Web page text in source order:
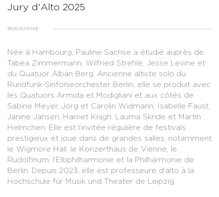
Jury d'Alto 2025
BIOGRAPHIE
Née à Hambourg, Pauline Sachse a étudié auprès de
Tabea Zimmermann, Wilfried Strehle, Jesse Levine et
du Quatuor Alban Berg. Ancienne altiste solo du
Rundfunk-Sinfonieorchester Berlin, elle se produit avec
les Quatuors Armida et Modigliani et aux côtés de
Sabine Meyer, Jörg et Carolin Widmann, Isabelle Faust,
Janine Jansen, Harriet Krijgh, Lauma Skride et Martin
Helmchen. Elle est l’invitée régulière de festivals
prestigieux et joue dans de grandes salles, notamment
le Wigmore Hall, le Konzerthaus de Vienne, le
Rudolfinum, l’Elbphilharmonie et la Philharmonie de
Berlin. Depuis 2023, elle est professeure d’alto à la
Hochschule für Musik und Theater de Leipzig.